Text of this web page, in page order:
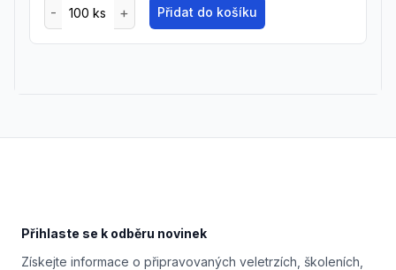
Přidat do košíku
Přihlaste se k odběru novinek
Získejte informace o připravovaných veletrzích, školeních,